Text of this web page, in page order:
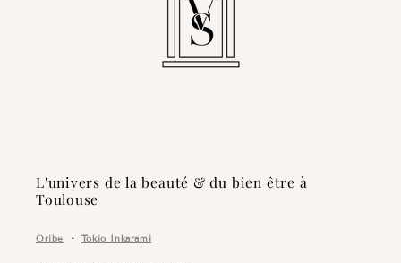
L'univers de la beauté & du bien être à
Toulouse
Oribe ・ Tokio Inkarami